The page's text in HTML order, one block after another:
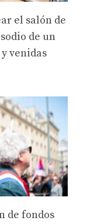
el salón de
de un
venidas
de fondos